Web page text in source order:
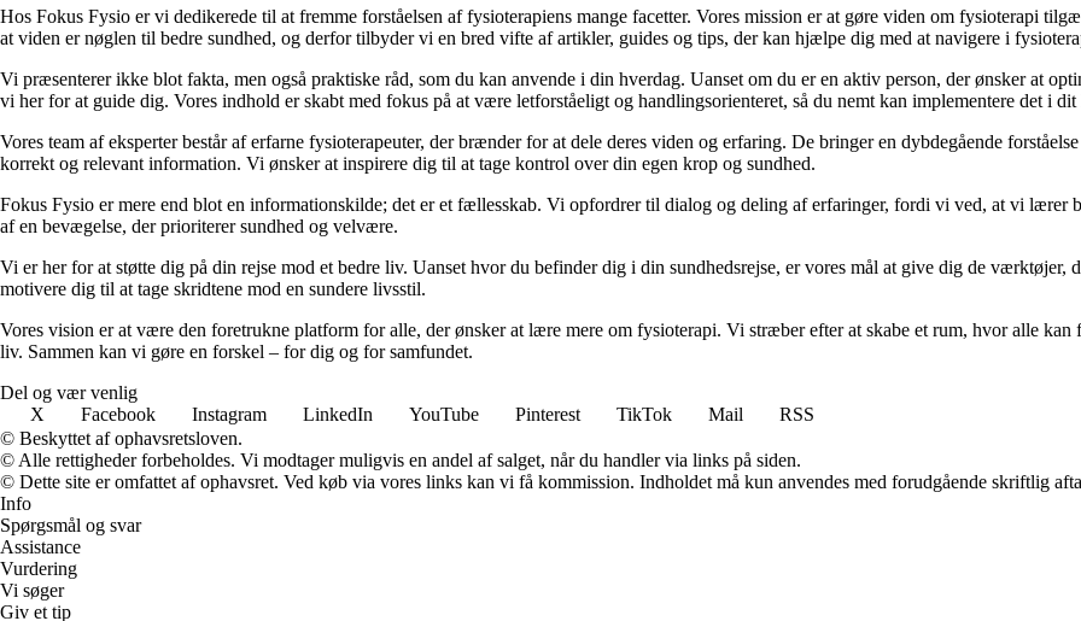
Hos Fokus Fysio er vi dedikerede til at fremme forståelsen af fysioterapiens mange facetter. Vores mission er at gøre viden om fysioterapi
at viden er nøglen til bedre sundhed, og derfor tilbyder vi en bred vifte af artikler, guides og tips, der kan hjælpe dig med at navigere i
Vi præsenterer ikke blot fakta, men også praktiske råd, som du kan anvende i din hverdag. Uanset om du er en aktiv person, der ønsker at
vi her for at guide dig. Vores indhold er skabt med fokus på at være letforståeligt og handlingsorienteret, så du nemt kan implementere det i dit
Vores team af eksperter består af erfarne fysioterapeuter, der brænder for at dele deres viden og erfaring. De bringer en dybdegående
korrekt og relevant information. Vi ønsker at inspirere dig til at tage kontrol over din egen krop og sundhed.
Fokus Fysio er mere end blot en informationskilde; det er et fællesskab. Vi opfordrer til dialog og deling af erfaringer, fordi vi ved, at vi lærer
af en bevægelse, der prioriterer sundhed og velvære.
Vi er her for at støtte dig på din rejse mod et bedre liv. Uanset hvor du befinder dig i din sundhedsrejse, er vores mål at give dig de
motivere dig til at tage skridtene mod en sundere livsstil.
Vores vision er at være den foretrukne platform for alle, der ønsker at lære mere om fysioterapi. Vi stræber efter at skabe et rum, hvor alle
liv. Sammen kan vi gøre en forskel – for dig og for samfundet.
Del og vær venlig
X
Facebook Instagram LinkedIn YouTube Pinterest TikTok Mail
RSS
© Beskyttet af ophavsretsloven.
© Alle rettigheder forbeholdes. Vi modtager muligvis en andel af salget, når du handler via links på siden.
© Dette site er omfattet af ophavsret. Ved køb via vores links kan vi få kommission. Indholdet må kun anvendes med forudgående skriftlig
Info
Spørgsmål og svar
Assistance
Vurdering
Vi søger
Giv et tip